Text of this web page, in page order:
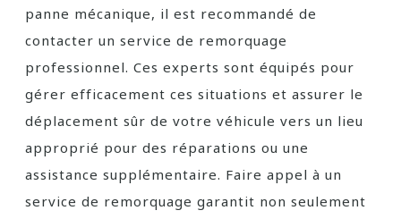
panne mécanique, il est recommandé de
contacter un service de remorquage
professionnel. Ces experts sont équipés pour
gérer efficacement ces situations et assurer le
déplacement sûr de votre véhicule vers un lieu
approprié pour des réparations ou une
assistance supplémentaire. Faire appel à un
service de remorquage garantit non seulement